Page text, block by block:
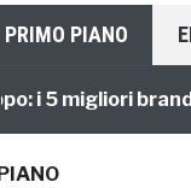
PRIMO PIANO
migliori brand